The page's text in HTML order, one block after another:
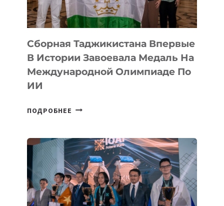
STEPPE
Сборная Таджикистана Впервые
В Истории Завоевала Медаль На
Международной Олимпиаде По
ИИ
ПОДРОБНЕЕ СБОРНАЯ
В
ИСТОРИИ
ЗАВОЕВАЛА
МЕДАЛЬ
НА